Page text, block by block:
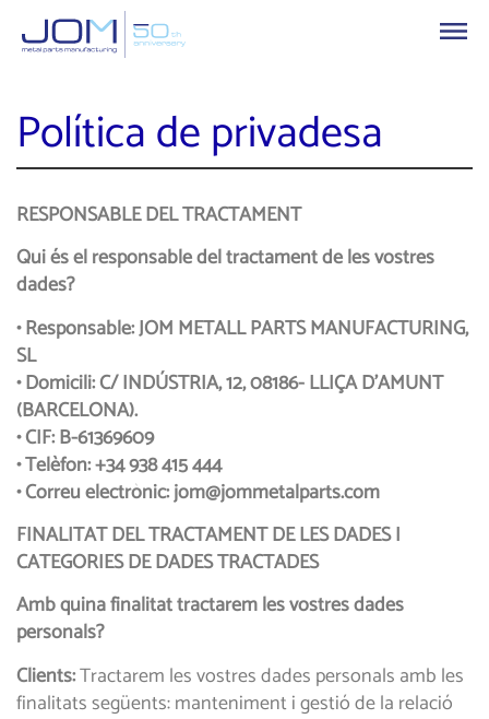
Política de privadesa
RESPONSABLE DEL TRACTAMENT
Qui és el responsable del tractament de les vostres
dades?
• Responsable: JOM METALL PARTS MANUFACTURING,
SL
• Domicili: C/ INDÚSTRIA, 12, 08186- LLIÇA D’AMUNT
(BARCELONA).
• CIF: B-61369609
• Telèfon: +34 938 415 444
• Correu electrònic: jom@jommetalparts.com
FINALITAT DEL TRACTAMENT DE LES DADES I
CATEGORIES DE DADES TRACTADES
Amb quina finalitat tractarem les vostres dades
personals?
Clients:Tractarem les vostres dades personals amb les
finalitats següents: manteniment i gestió de la relació